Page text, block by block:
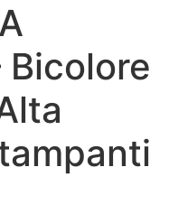
Bicolore